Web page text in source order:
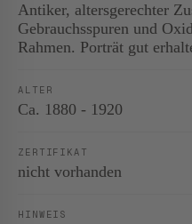
Antiker, altersgerechter
Gebrauchsspuren und
Rahmen. Porträt gut
ALTER
Ca. 1880 - 1920
ZERTIFIKAT
nicht vorhanden
HINWEIS